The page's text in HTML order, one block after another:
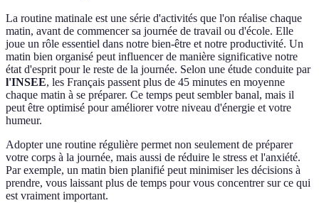
La routine matinale est une série d'activités que l'on réalise chaque
matin, avant de commencer sa journée de travail ou d'école. Elle
joue un rôle essentiel dans notre bien-être et notre productivité. Un
matin bien organisé peut influencer de manière significative notre
état d'esprit pour le reste de la journée. Selon une étude conduite par
l'INSEE, les Français passent plus de 45 minutes en moyenne
chaque matin à se préparer. Ce temps peut sembler banal, mais il
peut être optimisé pour améliorer votre niveau d'énergie et votre
humeur.
Adopter une routine régulière permet non seulement de préparer
votre corps à la journée, mais aussi de réduire le stress et l'anxiété.
Par exemple, un matin bien planifié peut minimiser les décisions à
prendre, vous laissant plus de temps pour vous concentrer sur ce qui
est vraiment important.